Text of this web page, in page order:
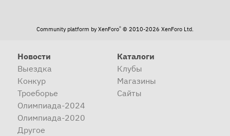
Community platform by XenForo® © 2010-2026 XenForo Ltd.
Новости
Выездка
Конкур
Троеборье
Олимпиада-2024
Олимпиада-2020
Другое
Каталоги
Клубы
Магазины
Сайты